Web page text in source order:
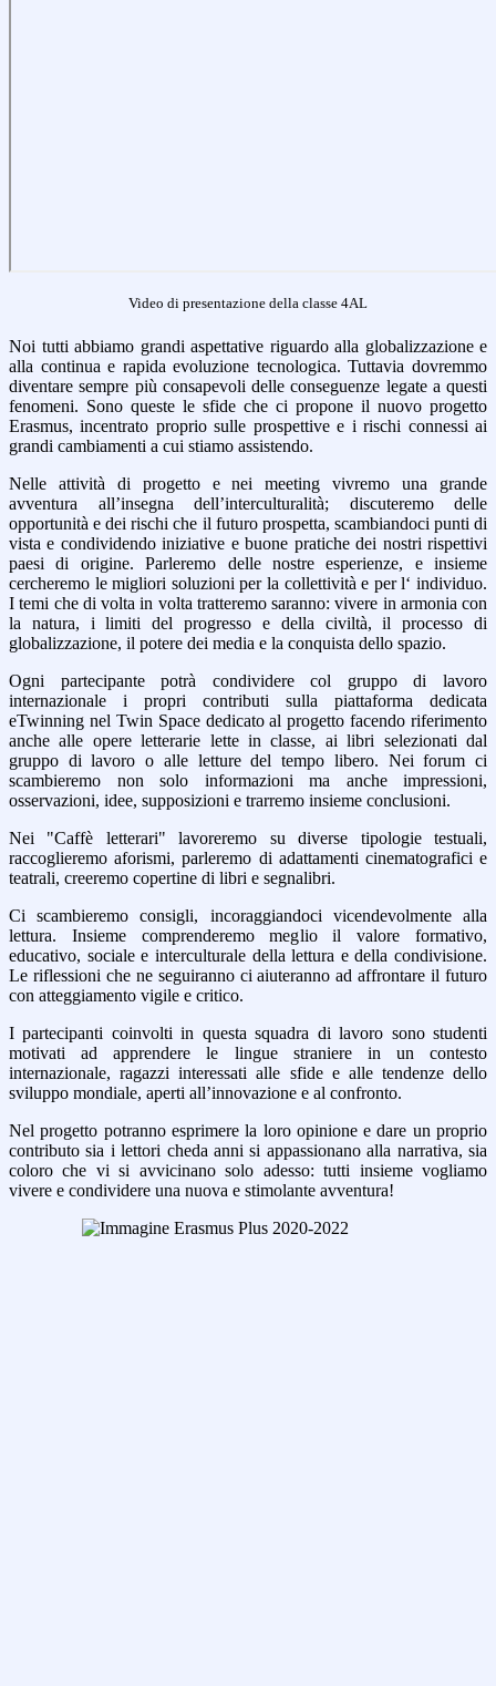
Video di presentazione della classe 4AL
Noi tutti abbiamo grandi aspettative riguardo alla globalizzazione e
alla continua e rapida evoluzione tecnologica. Tuttavia dovremmo
diventare sempre più consapevoli delle conseguenze legate a questi
fenomeni. Sono queste le sfide che ci propone il nuovo progetto
Erasmus, incentrato proprio sulle prospettive e i rischi connessi ai
grandi cambiamenti a cui stiamo assistendo.
Nelle attività di progetto e nei meeting vivremo una grande
avventura all’insegna dell’interculturalità; discuteremo delle
opportunità e dei rischi che il futuro prospetta, scambiandoci punti di
vista e condividendo iniziative e buone pratiche dei nostri rispettivi
paesi di origine. Parleremo delle nostre esperienze, e insieme
cercheremo le migliori soluzioni per la collettività e per l‘ individuo.
I temi che di volta in volta tratteremo saranno: vivere in armonia con
la natura, i limiti del progresso e della civiltà, il processo di
globalizzazione, il potere dei media e la conquista dello spazio.
Ogni partecipante potrà condividere col gruppo di lavoro
internazionale i propri contributi sulla piattaforma dedicata
eTwinning nel Twin Space dedicato al progetto facendo riferimento
anche alle opere letterarie lette in classe, ai libri selezionati dal
gruppo di lavoro o alle letture del tempo libero. Nei forum ci
scambieremo non solo informazioni ma anche impressioni,
osservazioni, idee, supposizioni e trarremo insieme conclusioni.
Nei "Caffè letterari" lavoreremo su diverse tipologie testuali,
raccoglieremo aforismi, parleremo di adattamenti cinematografici e
teatrali, creeremo copertine di libri e segnalibri.
Ci scambieremo consigli, incoraggiandoci vicendevolmente alla
lettura. Insieme comprenderemo meglio il valore formativo,
educativo, sociale e interculturale della lettura e della condivisione.
Le riflessioni che ne seguiranno ci aiuteranno ad affrontare il futuro
con atteggiamento vigile e critico.
I partecipanti coinvolti in questa squadra di lavoro sono studenti
motivati ad apprendere le lingue straniere in un contesto
internazionale, ragazzi interessati alle sfide e alle tendenze dello
sviluppo mondiale, aperti all’innovazione e al confronto.
Nel progetto potranno esprimere la loro opinione e dare un proprio
contributo sia i lettori cheda anni si appassionano alla narrativa, sia
coloro che vi si avvicinano solo adesso: tutti insieme vogliamo
vivere e condividere una nuova e stimolante avventura!